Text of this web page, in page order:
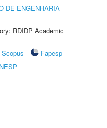
DE ENGENHARIA
RDIDP Academic
Scopus
Fapesp